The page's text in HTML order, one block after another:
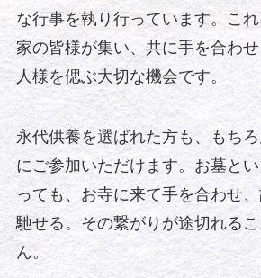
な行事を執り行っています。こ
家の皆様が集い、共に手を合わ
人様を偲ぶ大切な機会です。
永代供養を選ばれた方も、もち
にご参加いただけます。お墓と
っても、お寺に来て手を合わせ
馳せる。その繋がりが途切れる
ん。